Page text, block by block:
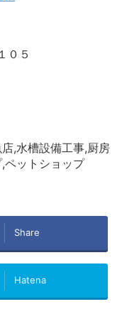
０５
,水槽設備工事,厨房
ペットショップ
Share
Hatena